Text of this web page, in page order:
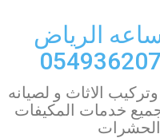
الرياض
الاثاث و لصيانه
خدمات المكيفات